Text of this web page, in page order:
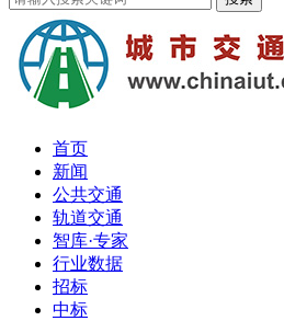
首页
新闻
公共交通
轨道交通
智库·专家
行业数据
招标
中标